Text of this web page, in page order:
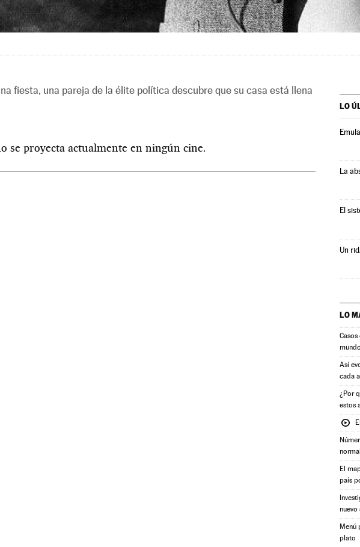
fiesta, una pareja de la élite política descubre que su casa está llena
se proyecta actualmente en ningún cine.
LO
La
El
Un
LO
Así
cada
¿Por
estos
El
país
Menú
plato